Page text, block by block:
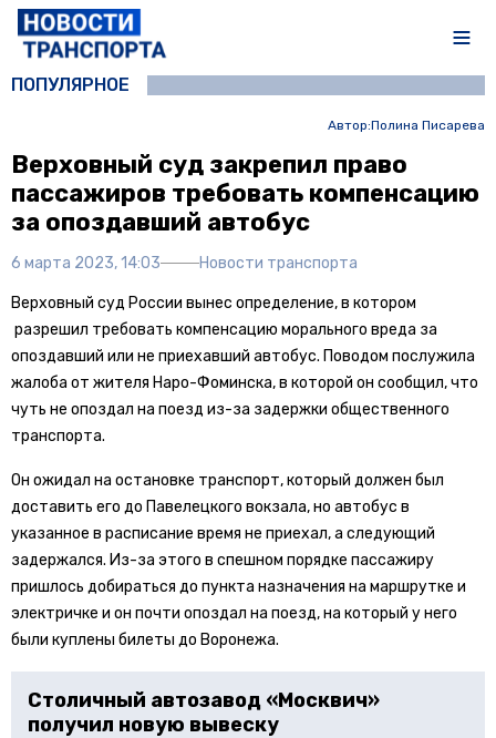
ПОПУЛЯРНОЕ
Автор:Полина Писарева
Верховный суд закрепил право
пассажиров требовать компенсацию
за опоздавший автобус
6 марта 2023, 14:03 Новости транспорта
Верховный суд России вынес определение, в котором
разрешил требовать компенсацию морального вреда за
опоздавший или не приехавший автобус. Поводом послужила
жалоба от жителя Наро-Фоминска, в которой он сообщил, что
чуть не опоздал на поезд из-за задержки общественного
транспорта.
Он ожидал на остановке транспорт, который должен был
доставить его до Павелецкого вокзала, но автобус в
указанное в расписание время не приехал, а следующий
задержался. Из-за этого в спешном порядке пассажиру
пришлось добираться до пункта назначения на маршрутке и
электричке и он почти опоздал на поезд, на который у него
были куплены билеты до Воронежа.
Столичный автозавод «Москвич»
получил новую вывеску